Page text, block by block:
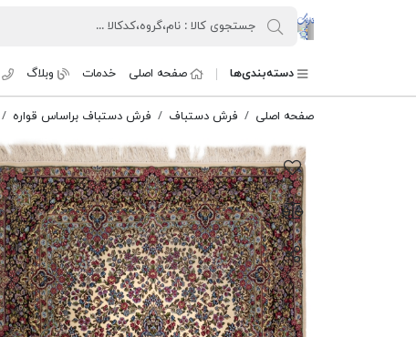
کنسرسیوم فرش دستباف تارنگ
دسته‌بندی‌ها صفحه اصلی خدمات وبلاگ
صفحه اصلی فرش دستباف فرش دستباف براساس قواره